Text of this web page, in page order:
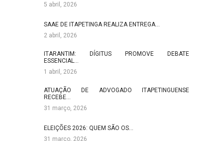
5 abril, 2026
SAAE DE ITAPETINGA REALIZA ENTREGA…
2 abril, 2026
ITARANTIM: DÍGITUS PROMOVE DEBATE
ESSENCIAL…
1 abril, 2026
ATUAÇÃO DE ADVOGADO ITAPETINGUENSE
RECEBE…
31 março, 2026
ELEIÇÕES 2026: QUEM SÃO OS…
31 março, 2026